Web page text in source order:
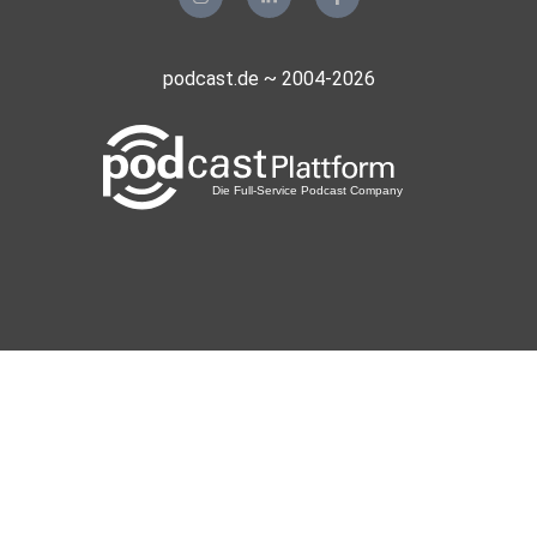
https://gelbrot.at
https://www.instagram.com/gelbrot.podcast
podcast.de ~ 2004-2026